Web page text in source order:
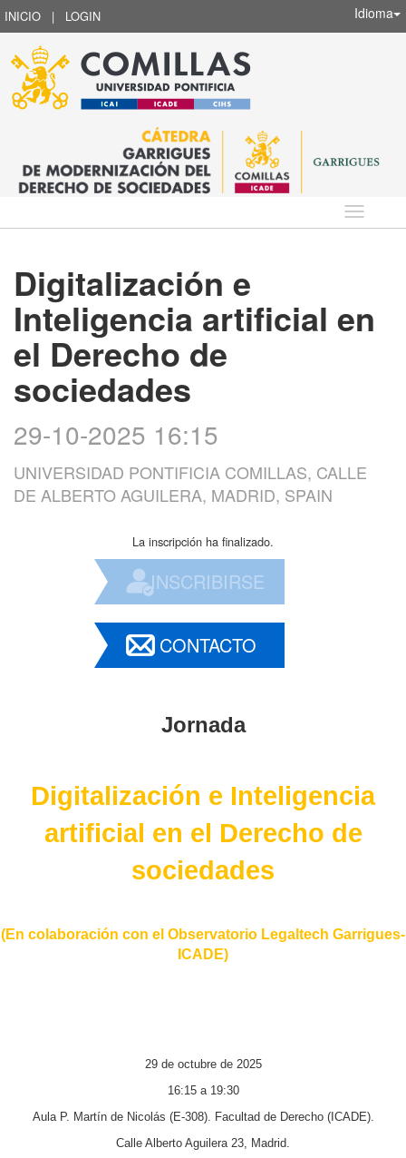
INICIO | LOGIN Idioma
Idioma
Digitalización e
Inteligencia artificial en
el Derecho de
sociedades
29-10-2025 16:15
UNIVERSIDAD PONTIFICIA COMILLAS, CALLE
DE ALBERTO AGUILERA, MADRID, SPAIN
La inscripción ha finalizado.
INSCRIBIRSE
CONTACTO
Jornada
Digitalización e Inteligencia
artificial en el Derecho de
sociedades
(En colaboración con el Observatorio Legaltech Garrigues-
ICADE)
29 de octubre de 2025
16:15 a 19:30
Aula P. Martín de Nicolás (E-308). Facultad de Derecho (ICADE).
Calle Alberto Aguilera 23, Madrid.